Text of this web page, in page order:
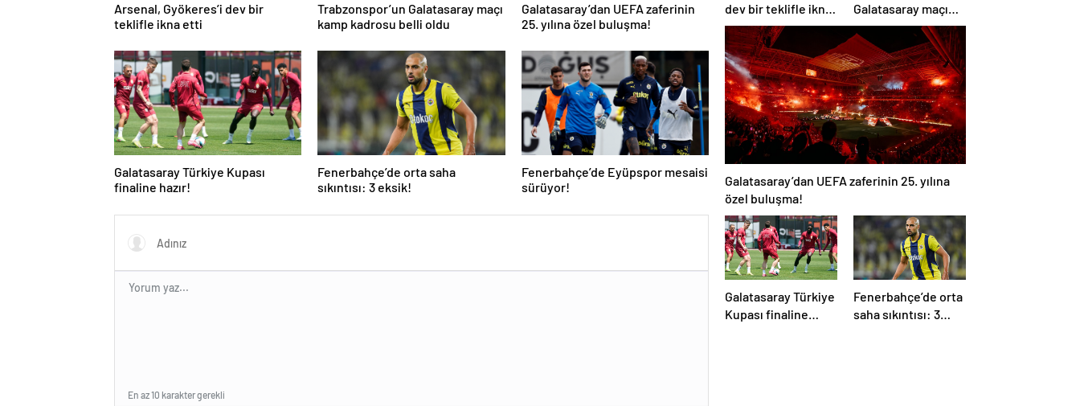
Arsenal, Gyökeres’i dev bir
teklifle ikna etti
Trabzonspor’un Galatasaray maçı
kamp kadrosu belli oldu
Galatasaray’dan UEFA zaferinin
25. yılına özel buluşma!
Galatasaray Türkiye Kupası
finaline hazır!
Fenerbahçe’de orta saha
sıkıntısı: 3 eksik!
Fenerbahçe’de Eyüpspor mesaisi
sürüyor!
En az 10 karakter gerekli
dev bir teklifle ikna
etti
Galatasaray maçı
kamp kadrosu belli
oldu
Galatasaray’dan UEFA zaferinin 25. yılına
özel buluşma!
Galatasaray Türkiye
Kupası finaline
Fenerbahçe’de orta
saha sıkıntısı: 3